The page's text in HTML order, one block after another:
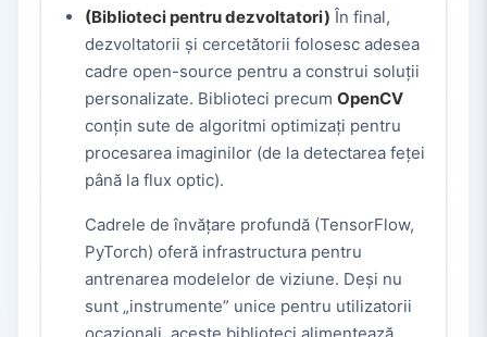
(Biblioteci pentru dezvoltatori) În final,
dezvoltatorii și cercetătorii folosesc adesea
cadre open-source pentru a construi soluții
personalizate. Biblioteci precum OpenCV
conțin sute de algoritmi optimizați pentru
procesarea imaginilor (de la detectarea feței
până la flux optic).
Cadrele de învățare profundă (TensorFlow,
PyTorch) oferă infrastructura pentru
antrenarea modelelor de viziune. Deși nu
sunt „instrumente” unice pentru utilizatorii